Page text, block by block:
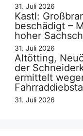
31. Juli 2026
Kastl:
beschädigt –
hoher
31. Juli 2026
Altötting,
der
ermittelt
31. Juli 2026